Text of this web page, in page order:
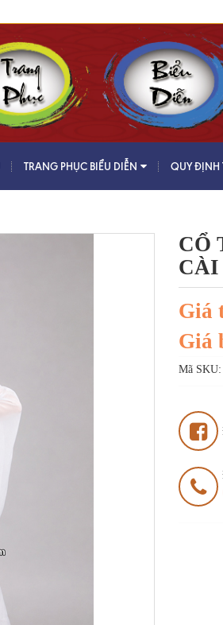
TRANG PHỤC BIỂU DIỄN QUY ĐỊNH
CỔ
CÀI
Giá
Giá
Mã SKU: